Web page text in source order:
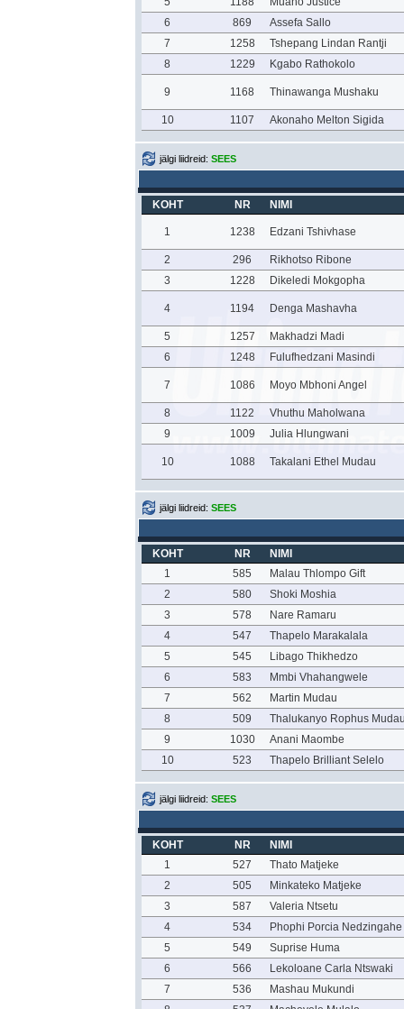
6
869
Assefa Sallo
7
1258
Tshepang Lindan Rantji
8
1229 Kgabo Rathokolo
9 1168 Thinawanga Mushaku
10 1107 Akonaho Melton Sigida
jälgi liidreid: SEES
KOHT NR NIMI
1 1238 Edzani Tshivhase
2 296
Rikhotso Ribone
3
1228 Dikeledi Mokgopha
4 1194 Denga Mashavha
5 1257
Makhadzi Madi
6
1248 Fulufhedzani Masindi
7 1086 Moyo Mbhoni Angel
8 1122
Vhuthu Maholwana
9
1009 Julia Hlungwani
10 1088 Takalani Ethel Mudau
jälgi liidreid: SEES
KOHT NR
NIMI
1
585
Malau Thlompo Gift
2
580
Shoki Moshia
3
578
Nare Ramaru
4
547
Thapelo Marakalala
5
545
Libago Thikhedzo
6
583
Mmbi Vhahangwele
7
562
Martin Mudau
8
509
Thalukanyo Rophus
9
1030
Anani Maombe
10
523 Thapelo Brilliant Selelo
jälgi liidreid: SEES
KOHT NR
NIMI
1
527
Thato Matjeke
2
505
Minkateko Matjeke
3
587
Valeria Ntsetu
4
534
Phophi Porcia Nedzingahe
5
549
Suprise Huma
6
566
Lekoloane Carla Ntswaki
7
536
Mashau Mukundi